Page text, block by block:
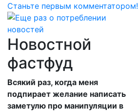
Станьте первым комментатором!
Новостной
фастфуд
Всякий раз, когда меня
подпирает желание написать
заметулю про манипуляции в